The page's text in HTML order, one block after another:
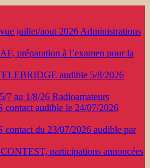
juillet/aout 2026 Administrations
préparation à l’examen pour la
audible 5/8/2026
7 au 1/8/26 Radioamateurs
contact audible le 24/07/2026
contact du 23/07/2026 audible par
participations annoncées